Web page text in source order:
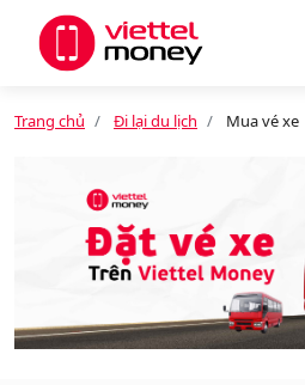
Giới thiệu
Sản phẩm
Trang chủ Đi lại du lịch Mua vé xe